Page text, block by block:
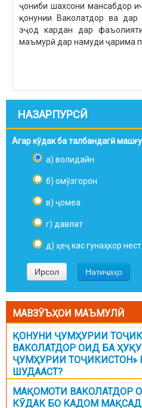
ҷониби шахсони мансабдор
қонунии Ваколатдор ва
эҷод кардан дар
маъмурӣ дар намуди ҷарима
НАЗАРПУРСӢ
Агар кӯдак ба талбандагӣ
а) волидайн
б) омӯзгорон
в) ҷомеа
г) давлат
д) ҳеҷ кас гунаҳкор нест
МАВЗӮЪҲОИ МАЪМУЛӢ
ҚОНУНИ ҶУМҲУРИИ
ВАКОЛАТДОР ОИД БА
ҶУМҲУРИИ ТОҶИКИСТОН»
ШУДААСТ?
МАҚОМОТИ ВАКОЛАТДОР
КӮДАК БО КАДОМ